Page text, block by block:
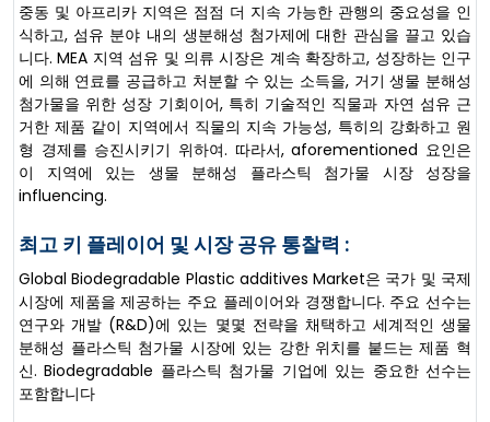
중동 및 아프리카 지역은 점점 더 지속 가능한 관행의 중요성을 인
식하고, 섬유 분야 내의 생분해성 첨가제에 대한 관심을 끌고 있습
니다. MEA 지역 섬유 및 의류 시장은 계속 확장하고, 성장하는 인구
에 의해 연료를 공급하고 처분할 수 있는 소득을, 거기 생물 분해성
첨가물을 위한 성장 기회이어, 특히 기술적인 직물과 자연 섬유 근
거한 제품 같이 지역에서 직물의 지속 가능성, 특히의 강화하고 원
형 경제를 승진시키기 위하여. 따라서, aforementioned 요인은
이 지역에 있는 생물 분해성 플라스틱 첨가물 시장 성장을
influencing.
최고 키 플레이어 및 시장 공유 통찰력 :
Global Biodegradable Plastic additives Market은 국가 및 국제
시장에 제품을 제공하는 주요 플레이어와 경쟁합니다. 주요 선수는
연구와 개발 (R&D)에 있는 몇몇 전략을 채택하고 세계적인 생물
분해성 플라스틱 첨가물 시장에 있는 강한 위치를 붙드는 제품 혁
신. Biodegradable 플라스틱 첨가물 기업에 있는 중요한 선수는
포함합니다